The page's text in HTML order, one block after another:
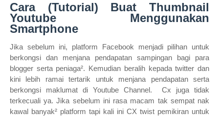
Cara (Tutorial) Buat Thumbnail
Youtube Menggunakan
Smartphone
Jika sebelum ini, platform Facebook menjadi pilihan untuk
berkongsi dan menjana pendapatan sampingan bagi para
blogger serta peniaga². Kemudian beralih kepada twitter dan
kini lebih ramai tertarik untuk menjana pendapatan serta
berkongsi maklumat di Youtube Channel. Cx juga tidak
terkecuali ya. Jika sebelum ini rasa macam tak sempat nak
kawal banyak² platform tapi kali ini CX twist pemikiran untuk